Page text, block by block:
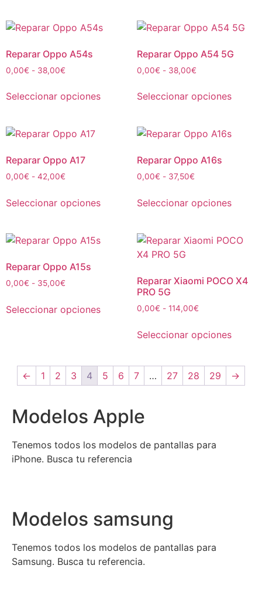
Reparar Oppo A54s
0,00€ - 38,00€
Seleccionar opciones
Reparar Oppo A54 5G
0,00€ - 38,00€
Seleccionar opciones
Reparar Oppo A17
0,00€ - 42,00€
Seleccionar opciones
Reparar Oppo A16s
0,00€ - 37,50€
Seleccionar opciones
Reparar Oppo A15s
0,00€ - 35,00€
Seleccionar opciones
Reparar Xiaomi POCO X4
PRO 5G
0,00€ - 114,00€
Seleccionar opciones
← 1 2 3 4 5 6 7 … 27 28 29 →
Modelos Apple
Tenemos todos los modelos de pantallas para
iPhone. Busca tu referencia
Modelos samsung
Tenemos todos los modelos de pantallas para
Samsung. Busca tu referencia.